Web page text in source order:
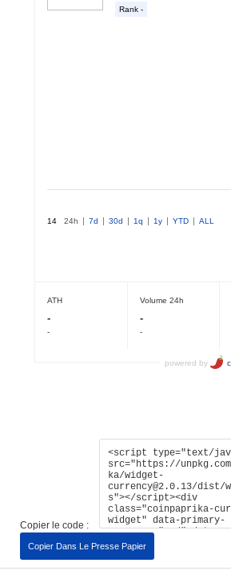
Copier le code :
Copier Dans Le Presse Papier